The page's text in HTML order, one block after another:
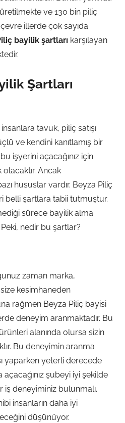
ve 130 bin piliç
illerde çok sayıda
bayilik şartları karşılayan
Şartları
tavuk, piliç satışı
ve kendini kanıtlamış bir
işyerini açacağınız için
olacaktır. Ancak
hususlar vardır. Beyza Piliç
belli şartlara tabii tutmuştur.
sürece bayilik alma
nedir bu şartlar?
zaman marka,
kesimhaneden
rağmen Beyza Piliç bayisi
deneyim aranmaktadır. Bu
alanında olursa sizin
Bu deneyimin aranma
yaparken yeterli derecede
açacağınız şubeyi iyi şekilde
deneyiminiz bulunmalı.
insanların daha iyi
düşünüyor.